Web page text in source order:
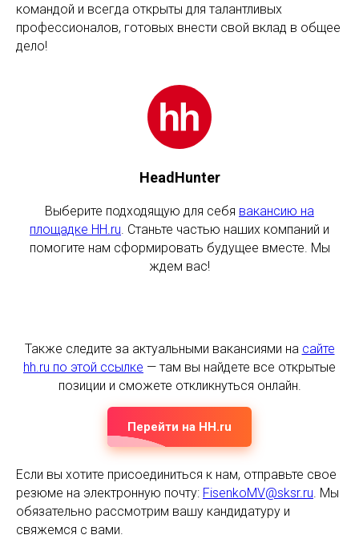
командой и всегда открыты для талантливых
профессионалов, готовых внести свой вклад в общее
дело!
HeadHunter
Выберите подходящую для себя вакансию на
площадке HH.ru. Станьте частью наших компаний и
помогите нам сформировать будущее вместе. Мы
ждем вас!
Также следите за актуальными вакансиями на сайте
hh.ru по этой ссылке — там вы найдете все открытые
позиции и сможете откликнуться онлайн.
Перейти на HH.ru
Если вы хотите присоединиться к нам, отправьте свое
резюме на электронную почту: FisenkoMV@sksr.ru. Мы
обязательно рассмотрим вашу кандидатуру и
свяжемся с вами.